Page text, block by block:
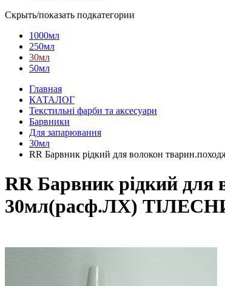
Скрыть/показать подкатегории
1000мл
250мл
30мл
50мл
Главная
КАТАЛОГ
Текстильні фарби та аксесуари
Барвники
Для запарювання
30мл
RR Барвник рідкий для волокон
RR Барвник рідкий для
30мл(расф.ЛХ)